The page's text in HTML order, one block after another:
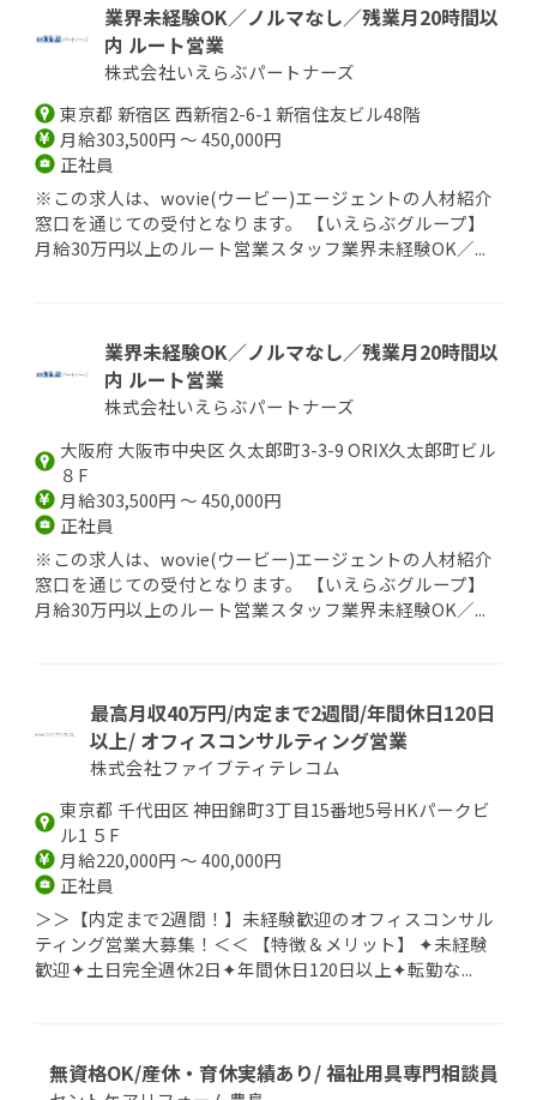
業界未経験OK／ノルマなし／残業月20時間以
内 ルート営業
株式会社いえらぶパートナーズ
東京都 新宿区 西新宿2-6-1 新宿住友ビル48階
月給303,500円 ～ 450,000円
正社員
※この求人は、wovie(ウービー)エージェントの人材紹介
窓口を通じての受付となります。 【いえらぶグループ】
月給30万円以上のルート営業スタッフ業界未経験OK／...
業界未経験OK／ノルマなし／残業月20時間以
内 ルート営業
株式会社いえらぶパートナーズ
大阪府 大阪市中央区 久太郎町3-3-9 ORIX久太郎町ビル
８F
月給303,500円 ～ 450,000円
正社員
※この求人は、wovie(ウービー)エージェントの人材紹介
窓口を通じての受付となります。 【いえらぶグループ】
月給30万円以上のルート営業スタッフ業界未経験OK／...
最高月収40万円/内定まで2週間/年間休日120日
以上/ オフィスコンサルティング営業
株式会社ファイブティテレコム
東京都 千代田区 神田錦町3丁目15番地5号HKパークビ
ル1 ５F
月給220,000円 ～ 400,000円
正社員
＞＞【内定まで2週間！】未経験歓迎のオフィスコンサル
ティング営業大募集！＜＜ 【特徴＆メリット】 ✦未経験
歓迎✦土日完全週休2日✦年間休日120日以上✦転勤な...
無資格OK/産休・育休実績あり/ 福祉用具専門相談員